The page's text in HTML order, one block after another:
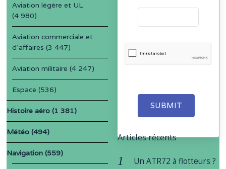
SUBMIT
Aviation légère et UL
(4 980)
Aviation commerciale et
d'affaires (3 447)
Aviation militaire (4 247)
Espace (536)
Histoire aéro (1 381)
Météo (494)
Navigation (559)
Articles récents
Un ATR72 à flotteurs ?